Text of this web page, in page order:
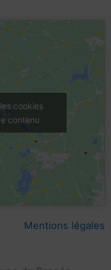
cookies
contenu
Mentions légales